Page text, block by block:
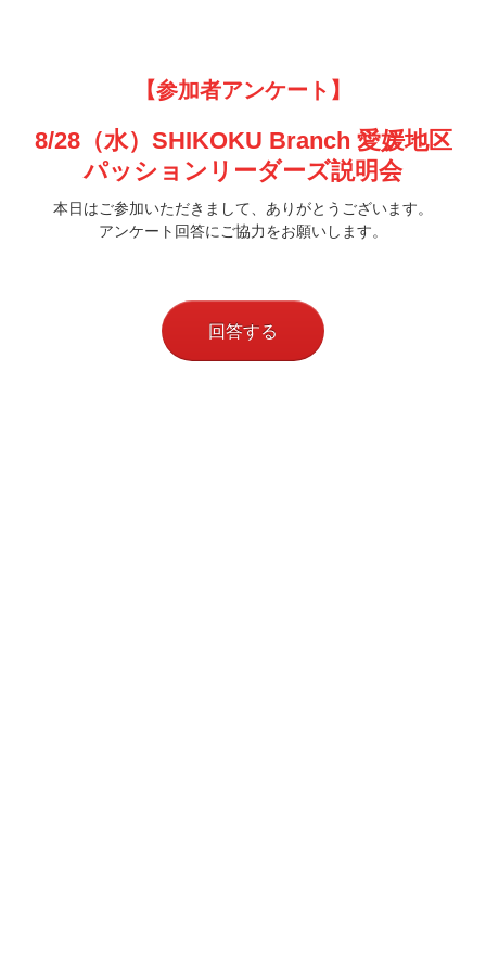
【参加者アンケート】
8/28（水）SHIKOKU Branch 愛媛地区
パッションリーダーズ説明会
本日はご参加いただきまして、ありがとうございます。
アンケート回答にご協力をお願いします。
回答する